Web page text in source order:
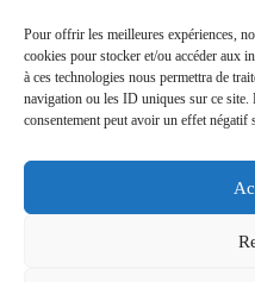
Pour offrir les meilleures expériences,
cookies pour stocker et/ou accéder aux
à ces technologies nous permettra de
navigation ou les ID uniques sur ce site.
consentement peut avoir un effet négatif
*Promotion du préhospitalier
Au plaisir de vous servir!